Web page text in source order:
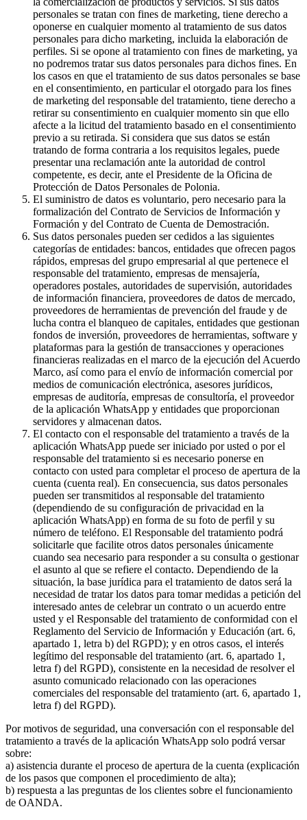
personales se tratan con fines de marketing, tiene derecho a
oponerse en cualquier momento al tratamiento de sus datos
personales para dicho marketing, incluida la elaboración de
perfiles. Si se opone al tratamiento con fines de marketing, ya
no podremos tratar sus datos personales para dichos fines. En
los casos en que el tratamiento de sus datos personales se base
en el consentimiento, en particular el otorgado para los fines
de marketing del responsable del tratamiento, tiene derecho a
retirar su consentimiento en cualquier momento sin que ello
afecte a la licitud del tratamiento basado en el consentimiento
previo a su retirada. Si considera que sus datos se están
tratando de forma contraria a los requisitos legales, puede
presentar una reclamación ante la autoridad de control
competente, es decir, ante el Presidente de la Oficina de
Protección de Datos Personales de Polonia.
El suministro de datos es voluntario, pero necesario para la
formalización del Contrato de Servicios de Información y
Formación y del Contrato de Cuenta de Demostración.
Sus datos personales pueden ser cedidos a las siguientes
categorías de entidades: bancos, entidades que ofrecen pagos
rápidos, empresas del grupo empresarial al que pertenece el
responsable del tratamiento, empresas de mensajería,
operadores postales, autoridades de supervisión, autoridades
de información financiera, proveedores de datos de mercado,
proveedores de herramientas de prevención del fraude y de
lucha contra el blanqueo de capitales, entidades que gestionan
fondos de inversión, proveedores de herramientas, software y
plataformas para la gestión de transacciones y operaciones
financieras realizadas en el marco de la ejecución del Acuerdo
Marco, así como para el envío de información comercial por
medios de comunicación electrónica, asesores jurídicos,
empresas de auditoría, empresas de consultoría, el proveedor
de la aplicación WhatsApp y entidades que proporcionan
servidores y almacenan datos.
El contacto con el responsable del tratamiento a través de la
aplicación WhatsApp puede ser iniciado por usted o por el
responsable del tratamiento si es necesario ponerse en
contacto con usted para completar el proceso de apertura de la
cuenta (cuenta real). En consecuencia, sus datos personales
pueden ser transmitidos al responsable del tratamiento
(dependiendo de su configuración de privacidad en la
aplicación WhatsApp) en forma de su foto de perfil y su
número de teléfono. El Responsable del tratamiento podrá
solicitarle que facilite otros datos personales únicamente
cuando sea necesario para responder a su consulta o gestionar
el asunto al que se refiere el contacto. Dependiendo de la
situación, la base jurídica para el tratamiento de datos será la
necesidad de tratar los datos para tomar medidas a petición del
interesado antes de celebrar un contrato o un acuerdo entre
usted y el Responsable del tratamiento de conformidad con el
Reglamento del Servicio de Información y Educación (art. 6,
apartado 1, letra b) del RGPD); y en otros casos, el interés
legítimo del responsable del tratamiento (art. 6, apartado 1,
letra f) del RGPD), consistente en la necesidad de resolver el
asunto comunicado relacionado con las operaciones
comerciales del responsable del tratamiento (art. 6, apartado 1,
letra f) del RGPD).
Por motivos de seguridad, una conversación con el responsable del
tratamiento a través de la aplicación WhatsApp solo podrá versar
sobre:
a) asistencia durante el proceso de apertura de la cuenta (explicación
de los pasos que componen el procedimiento de alta);
b) respuesta a las preguntas de los clientes sobre el funcionamiento
de OANDA.